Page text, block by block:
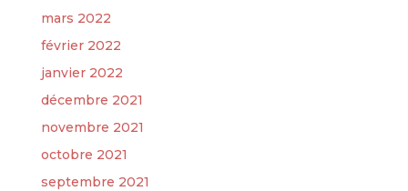
mars 2022
février 2022
janvier 2022
décembre 2021
novembre 2021
octobre 2021
septembre 2021